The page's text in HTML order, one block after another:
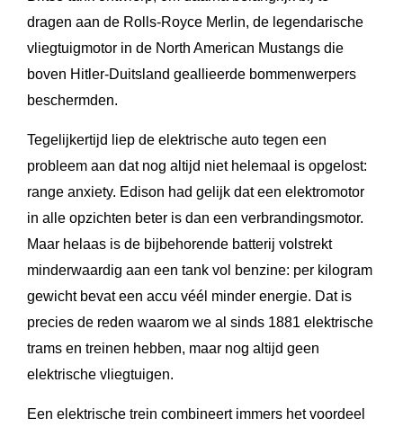
dragen aan de Rolls-Royce Merlin, de legendarische
vliegtuigmotor in de North American Mustangs die
boven Hitler-Duitsland geallieerde bommenwerpers
beschermden.
Tegelijkertijd liep de elektrische auto tegen een
probleem aan dat nog altijd niet helemaal is opgelost:
range anxiety. Edison had gelijk dat een elektromotor
in alle opzichten beter is dan een verbrandingsmotor.
Maar helaas is de bijbehorende batterij volstrekt
minderwaardig aan een tank vol benzine: per kilogram
gewicht bevat een accu véél minder energie. Dat is
precies de reden waarom we al sinds 1881 elektrische
trams en treinen hebben, maar nog altijd geen
elektrische vliegtuigen.
Een elektrische trein combineert immers het voordeel